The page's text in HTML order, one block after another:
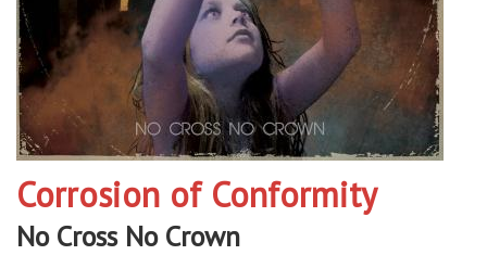
Corrosion of Conformity
No Cross No Crown